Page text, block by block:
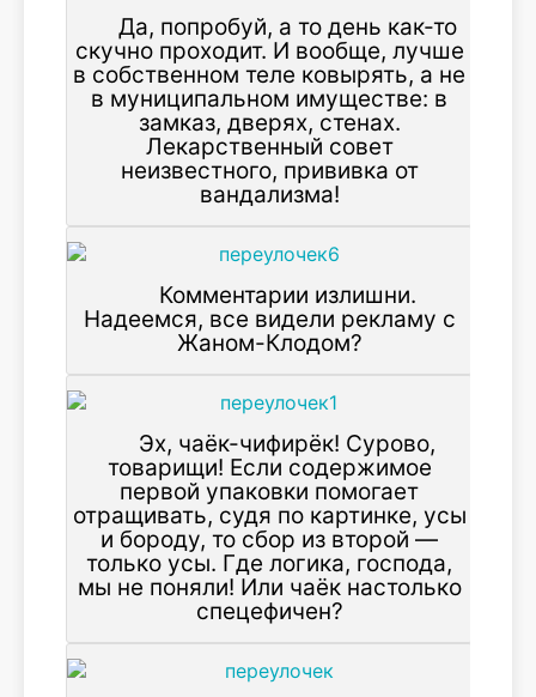
Да, попробуй, а то день как-то
скучно проходит. И вообще, лучше
в собственном теле ковырять, а не
в муниципальном имуществе: в
замказ, дверях, стенах.
Лекарственный совет
неизвестного, прививка от
вандализма!
Комментарии излишни.
Надеемся, все видели рекламу с
Жаном-Клодом?
Эх, чаёк-чифирёк! Сурово,
товарищи! Если содержимое
первой упаковки помогает
отращивать, судя по картинке, усы
и бороду, то сбор из второй —
только усы. Где логика, господа,
мы не поняли! Или чаёк настолько
спецефичен?